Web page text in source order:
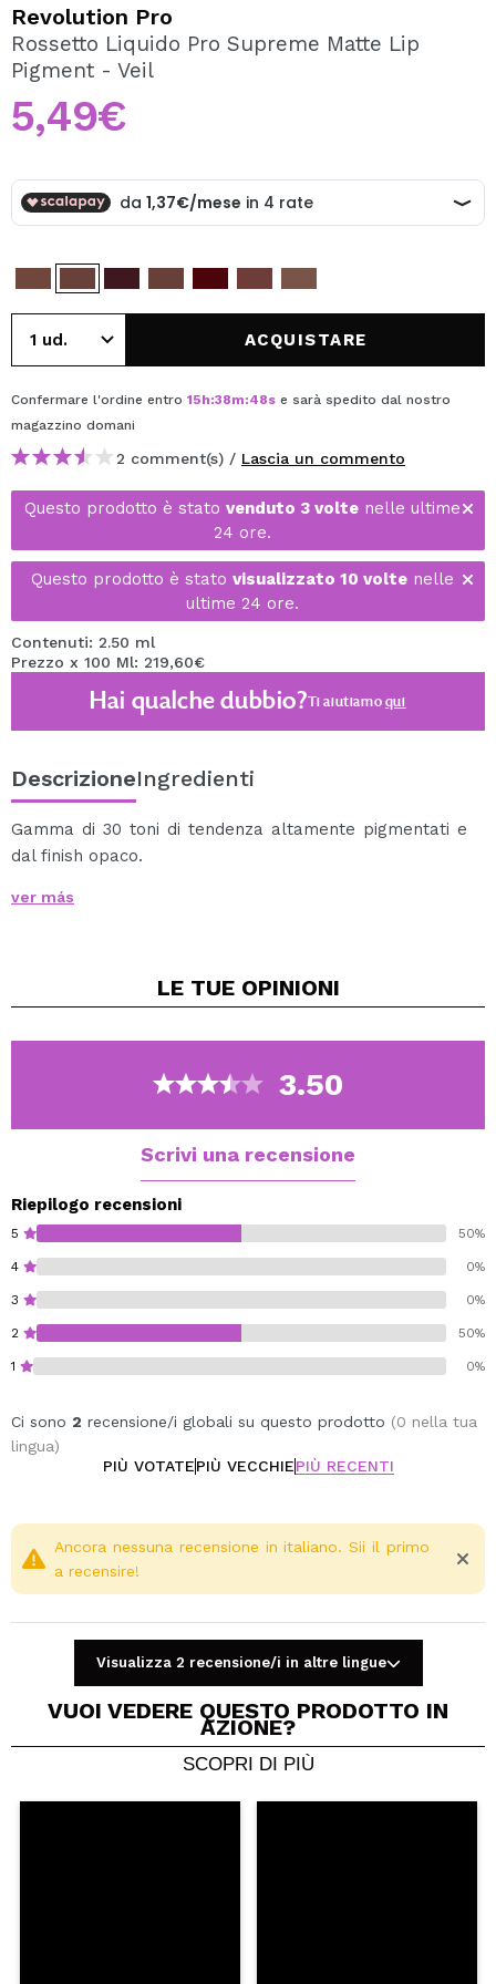
Creando un account su Maquibeauty.it potrai fare i tuoi
acquisti velocemente, controllare lo stato dei tuoi ordini e
Revolution Pro
Rossetto Liquido Pro Supreme Matte Lip
Pigment - Veil
5,49€
ACQUISTARE
Confermare l'ordine entro 15h:38m:48s e sarà spedito dal nostro
magazzino domani
2 comment(s) / Lascia un commento
Questo prodotto è stato venduto 3 volte nelle ultime
24 ore.
Questo prodotto è stato visualizzato 10 volte nelle
ultime 24 ore.
Contenuti: 2.50 ml
Prezzo x 100 Ml: 219,60€
Hai qualche dubbio?Ti aiutiamoqui
DescrizioneIngredienti
Gamma di 30 toni di tendenza altamente pigmentati e
dal finish opaco.
applicatore, offrendo una coprenza uniforme.
ver más
LE TUE OPINIONI
3.50
Scrivi una recensione
Riepilogo recensioni
5 50%
4 0%
3 0%
2 50%
1 0%
Ci sono 2 recensione/i globali su questo prodotto (0 nella tua
lingua)
PIÙ VOTATEPIÙ VECCHIEPIÙ RECENTI
Condividi un video o una foto
Il tuo video potrebbe essere il primo. Immaginalo...
Ancora nessuna recensione in italiano. Sii il primo
a recensire!
Visualizza 2 recensione/i in altre lingue
VUOI VEDERE QUESTO PRODOTTO IN
AZIONE?
SCOPRI DI PIÙ